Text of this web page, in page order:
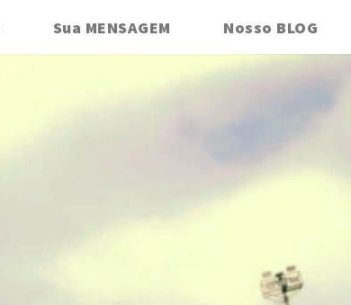
Sua MENSAGEM Nosso BLOG